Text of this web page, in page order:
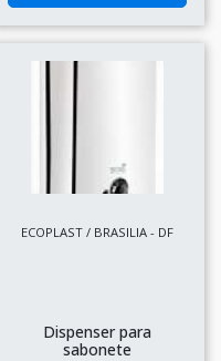
ECOPLAST / BRASILIA - DF
Dispenser para
sabonete